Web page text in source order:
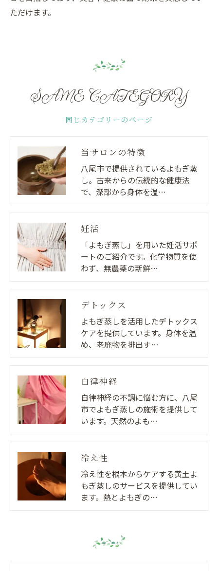
ただけます。
同じカテゴリーのページ
SAME CATEGORY
当サロンの特徴
八尾市で提供されているよもぎ蒸
し。古来からの伝統的な健康法
で、深部から身体を温…
妊活
「よもぎ蒸し」を用いた妊活サポ
ートのご紹介です。化学物質を使
わず、無農薬の新鮮…
デトックス
よもぎ蒸しを活用したデトックス
ケアを提供しています。身体を温
め、老廃物を排出す…
自律神経
自律神経の不調に悩む方に、八尾
市でよもぎ蒸しの施術を提供して
います。天然のよも…
冷え性
冷え性を根本からケアする黄土よ
もぎ蒸しのサービスを提供してい
ます。熱とよもぎの…